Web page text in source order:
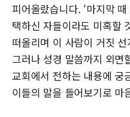
피어올랐습니다. ‘마지막
택하신 자들이라도 미혹할
떠올리며 이 사람이 거짓
그러나 성경 말씀까지 외면
교회에서 전하는 내용에 궁
이들의 말을 들어보기로 마